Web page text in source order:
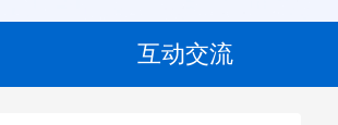
互动交流